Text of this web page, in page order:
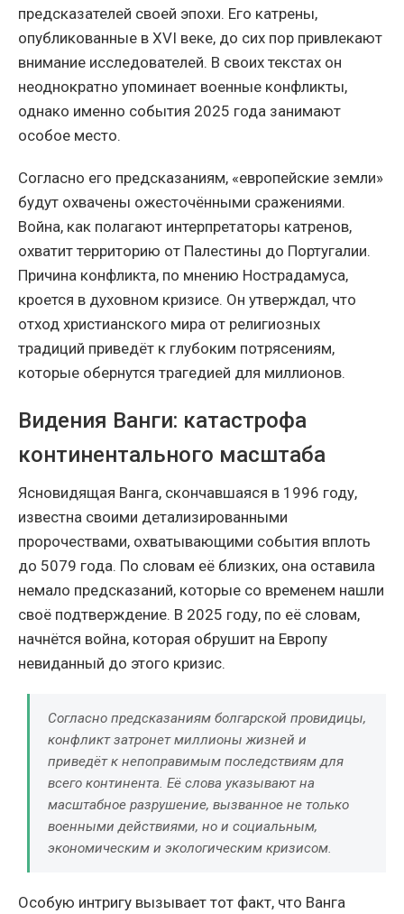
предсказателей своей эпохи. Его катрены,
опубликованные в XVI веке, до сих пор привлекают
внимание исследователей. В своих текстах он
неоднократно упоминает военные конфликты,
однако именно события 2025 года занимают
особое место.
Согласно его предсказаниям, «европейские земли»
будут охвачены ожесточёнными сражениями.
Война, как полагают интерпретаторы катренов,
охватит территорию от Палестины до Португалии.
Причина конфликта, по мнению Нострадамуса,
кроется в духовном кризисе. Он утверждал, что
отход христианского мира от религиозных
традиций приведёт к глубоким потрясениям,
которые обернутся трагедией для миллионов.
Видения Ванги: катастрофа
континентального масштаба
Ясновидящая Ванга, скончавшаяся в 1996 году,
известна своими детализированными
пророчествами, охватывающими события вплоть
до 5079 года. По словам её близких, она оставила
немало предсказаний, которые со временем нашли
своё подтверждение. В 2025 году, по её словам,
начнётся война, которая обрушит на Европу
невиданный до этого кризис.
Согласно предсказаниям болгарской провидицы,
конфликт затронет миллионы жизней и
приведёт к непоправимым последствиям для
всего континента. Её слова указывают на
масштабное разрушение, вызванное не только
военными действиями, но и социальным,
экономическим и экологическим кризисом.
Особую интригу вызывает тот факт, что Ванга